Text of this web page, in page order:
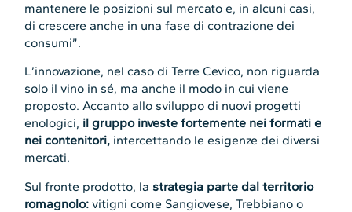
mantenere le posizioni sul mercato e, in alcuni casi,
di crescere anche in una fase di contrazione dei
consumi”.
L’innovazione, nel caso di Terre Cevico, non riguarda
solo il vino in sé, ma anche il modo in cui viene
proposto. Accanto allo sviluppo di nuovi progetti
enologici, il gruppo investe fortemente nei formati e
nei contenitori, intercettando le esigenze dei diversi
mercati.
Sul fronte prodotto, la strategia parte dal territorio
romagnolo: vitigni come Sangiovese, Trebbiano o